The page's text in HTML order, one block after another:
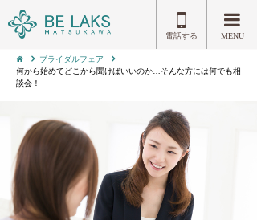
電話する MENU
ブライダルフェア
何から始めてどこから聞けばいいのか…そんな方には何でも相
談会！